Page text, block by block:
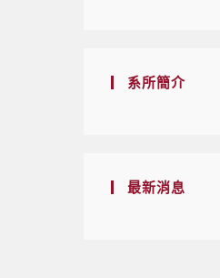
系所簡介
最新消息